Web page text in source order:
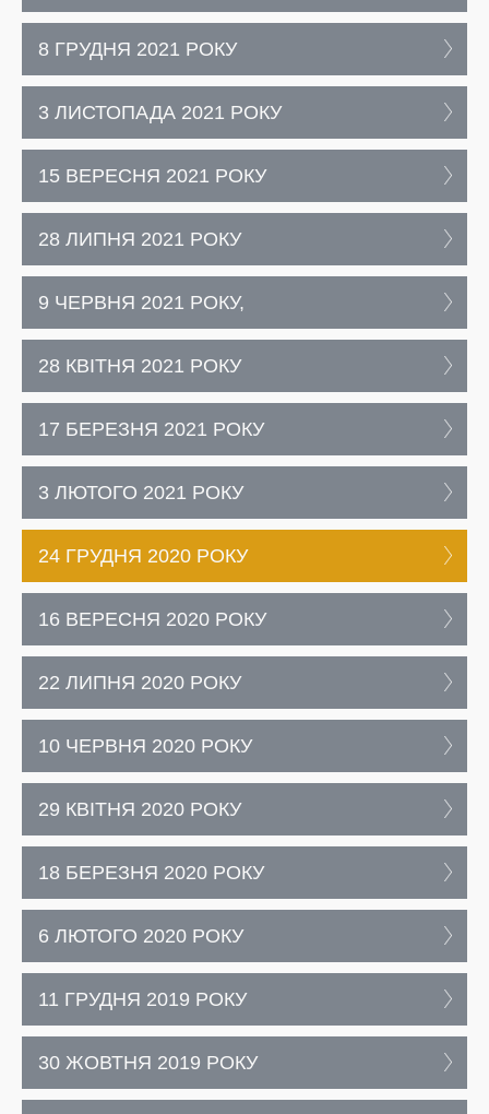
8 ГРУДНЯ 2021 РОКУ
3 ЛИСТОПАДА 2021 РОКУ
15 ВЕРЕСНЯ 2021 РОКУ
28 ЛИПНЯ 2021 РОКУ
9 ЧЕРВНЯ 2021 РОКУ,
28 КВІТНЯ 2021 РОКУ
17 БЕРЕЗНЯ 2021 РОКУ
3 ЛЮТОГО 2021 РОКУ
24 ГРУДНЯ 2020 РОКУ
16 ВЕРЕСНЯ 2020 РОКУ
22 ЛИПНЯ 2020 РОКУ
10 ЧЕРВНЯ 2020 РОКУ
29 КВІТНЯ 2020 РОКУ
18 БЕРЕЗНЯ 2020 РОКУ
6 ЛЮТОГО 2020 РОКУ
11 ГРУДНЯ 2019 РОКУ
30 ЖОВТНЯ 2019 РОКУ